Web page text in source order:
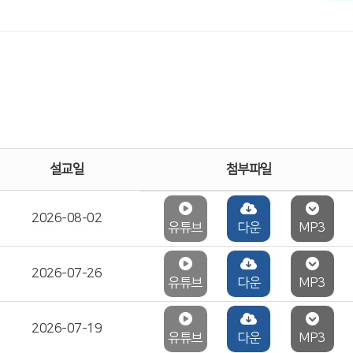
설교일 첨부파일
2026-08-02
유튜브 다운 MP3
2026-07-26
유튜브 다운 MP3
2026-07-19
유튜브 다운 MP3